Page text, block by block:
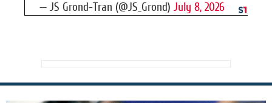
— JS Grond-Tran (@JS_Grond) July 8, 2026